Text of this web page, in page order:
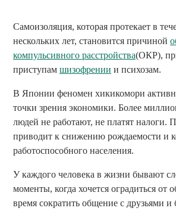
Самоизоляция, которая протекает в
нескольких лет, становится причиной
компульсивного расстройства(ОКР),
приступам шизофрении и психозам.
В Японии феномен хикикомори
точки зрения экономики. Более
людей не работают, не платят налоги.
приводит к снижению рождаемости и
работоспособного населения.
У каждого человека в жизни бывают
моменты, когда хочется оградиться от
время сократить общение с друзьями и